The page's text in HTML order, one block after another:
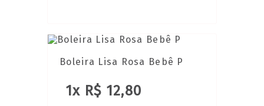
Boleira Lisa Rosa Bebê P
1x R$ 12,80